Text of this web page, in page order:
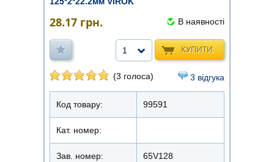
28.17 грн. В наявності
КУПИТИ
1
(3 голоса) 3 відгука
Код товару: 99591
Кат. номер:
Зав. номер: 65V128